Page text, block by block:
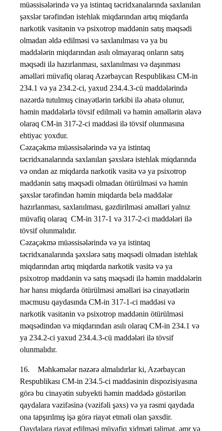
müəssisələrində və ya istintaq təcridxanalarında saxlanılan
şəxslər tərəfindən istehlak miqdarından artıq miqdarda
narkotik vasitənin və psixotrop maddənin satış məqsədi
olmadan əldə edilməsi və saxlanılması və ya bu
maddələrin miqdarından asılı olmayaraq onların satış
məqsədi ilə hazırlanması, saxlanılması və daşınması
əməlləri müvafiq olaraq Azərbaycan Respublikası CM-in
234.1 və ya 234.2-ci, yaxud 234.4.3-cü maddələrində
nəzərdə tutulmuş cinayətlərin tərkibi ilə əhatə olunur,
həmin maddələrlə tövsif edilməli və həmin əməllərin əlavə
olaraq CM-in 317-2-ci maddəsi ilə tövsif olunmasına
ehtiyac yoxdur.
Cəzaçəkmə müəssisələrində və ya istintaq
təcridxanalarında saxlanılan şəxslərə istehlak miqdarında
və ondan az miqdarda narkotik vasitə və ya psixotrop
maddənin satış məqsədi olmadan ötürülməsi və həmin
şəxslər tərəfindən həmin miqdarda belə maddələr
hazırlanması, saxlanılması, gəzdirilməsi əməlləri yalnız
müvafiq olaraq CM-in 317-1 və 317-2-ci maddələri ilə
tövsif olunmalıdır.
Cəzaçəkmə müəssisələrində və ya istintaq
təcridxanalarında şəxslərə satış məqsədi olmadan istehlak
miqdarından artıq miqdarda narkotik vasitə və ya
psixotrop maddənin və satış məqsədi ilə həmin maddələrin
hər hansı miqdarda ötürülməsi əməlləri isə cinayətlərin
məcmusu qaydasında CM-in 317-1-ci maddəsi və
narkotik vasitənin və psixotrop maddənin ötürülməsi
məqsədindən və miqdarından asılı olaraq CM-in 234.1 və
ya 234.2-ci yaxud 234.4.3-cü maddələri ilə tövsif
olunmalıdır.
16. Məhkəmələr nəzərə almalıdırlar ki, Azərbaycan
Respublikası CM-in 234.5-ci maddəsinin dispozisiyasına
görə bu cinayətin subyekti həmin maddədə göstərilən
qaydalara vəzifəsinə (vəzifəli şəxs) və ya rəsmi qaydada
ona tapşırılmış işə görə riayət etməli olan şəxsdir.
Qaydalara riayət edilməsi müvafiq xidməti təlimat, əmr və